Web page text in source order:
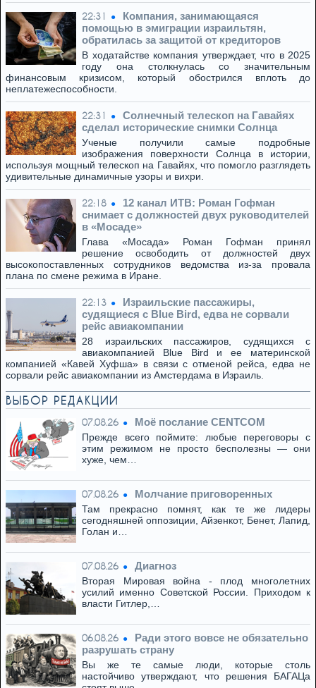
22:31
Компания, занимающаяся
помощью в эмиграции израильтян,
обратилась за защитой от кредиторов
В ходатайстве компания утверждает, что в 2025
году она столкнулась со значительным
финансовым кризисом, который обострился вплоть до
неплатежеспособности.
22:31
Солнечный телескоп на Гавайях
сделал исторические снимки Солнца
Ученые получили самые подробные
изображения поверхности Солнца в истории,
используя мощный телескоп на Гавайях, что помогло разглядеть
удивительные динамичные узоры и вихри.
22:18
12 канал ИТВ: Роман Гофман
снимает с должностей двух руководителей
в «Мосаде»
Глава «Мосада» Роман Гофман принял
решение освободить от должностей двух
высокопоставленных сотрудников ведомства из-за провала
плана по смене режима в Иране.
22:13
Израильские пассажиры,
судящиеся с Blue Bird, едва не сорвали
рейс авиакомпании
28 израильских пассажиров, судящихся с
авиакомпанией Blue Bird и ее материнской
компанией «Кавей Хуфша» в связи с отменой рейса, едва не
сорвали рейс авиакомпании из Амстердама в Израиль.
ВЫБОР РЕДАКЦИИ
07.08.26 Моё послание CENTCOM
Прежде всего поймите: любые переговоры с
этим режимом не просто бесполезны — они
хуже, чем…
07.08.26 Молчание приговоренных
Там прекрасно помнят, как те же лидеры
сегодняшней оппозиции, Айзенкот, Бенет, Лапид,
Голан и…
07.08.26 Диагноз
Вторая Мировая война - плод многолетних
усилий именно Советской России. Приходом к
власти Гитлер,…
06.08.26
Ради этого вовсе не обязательно
разрушать страну
Вы же те самые люди, которые столь
настойчиво утверждают, что решения БАГАЦа